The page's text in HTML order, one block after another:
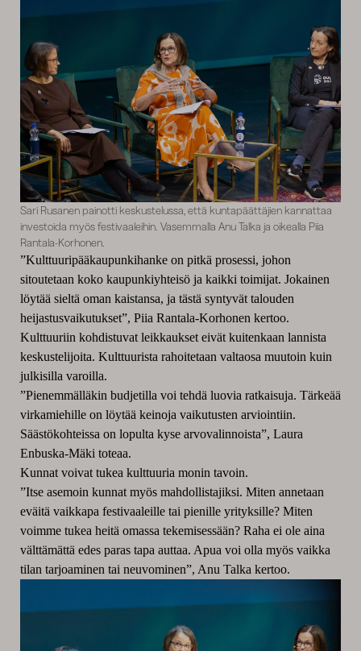
Sari Rusanen painotti keskustelussa, että kuntapäättäjien kannattaa
investoida myös festivaaleihin. Vasemmalla Anu Talka ja oikealla Piia
Rantala-Korhonen.
”Kulttuuripääkaupunkihanke on pitkä prosessi, johon
sitoutetaan koko kaupunkiyhteisö ja kaikki toimijat. Jokainen
löytää sieltä oman kaistansa, ja tästä syntyvät talouden
heijastusvaikutukset”, Piia Rantala-Korhonen kertoo.
Kulttuuriin kohdistuvat leikkaukset eivät kuitenkaan lannista
keskustelijoita. Kulttuurista rahoitetaan valtaosa muutoin kuin
julkisilla varoilla.
”Pienemmälläkin budjetilla voi tehdä luovia ratkaisuja. Tärkeää
virkamiehille on löytää keinoja vaikutusten arviointiin.
Säästökohteissa on lopulta kyse arvovalinnoista”, Laura
Enbuska-Mäki toteaa.
Kunnat voivat tukea kulttuuria monin tavoin.
”Itse asemoin kunnat myös mahdollistajiksi. Miten annetaan
eväitä vaikkapa festivaaleille tai pienille yrityksille? Miten
voimme tukea heitä omassa tekemisessään? Raha ei ole aina
välttämättä edes paras tapa auttaa. Apua voi olla myös vaikka
tilan tarjoaminen tai neuvominen”, Anu Talka kertoo.